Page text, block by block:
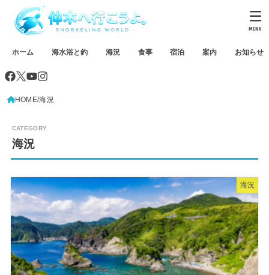
ホーム 海水浴と釣 海況 食事 宿泊 案内 お知らせ
MENU
HOME 海況
海況
海況